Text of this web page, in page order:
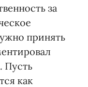
за
принять
Пусть
как